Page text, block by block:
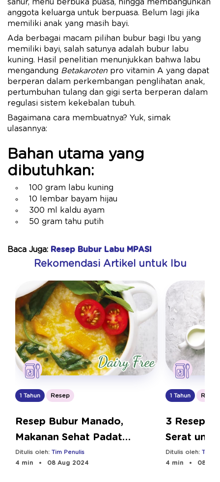
sahur, menu berbuka puasa, hingga membangunkan
anggota keluarga untuk berpuasa. Belum lagi jika
memiliki anak yang masih bayi.
Ada berbagai macam pilihan bubur bagi Ibu yang
memiliki bayi, salah satunya adalah bubur labu
kuning. Hasil penelitian menunjukkan bahwa labu
mengandung Betakaroten pro vitamin A yang dapat
berperan dalam perkembangan penglihatan anak,
pertumbuhan tulang dan gigi serta berperan dalam
regulasi sistem kekebalan tubuh.
Bagaimana cara membuatnya? Yuk, simak
ulasannya:
Bahan utama yang
dibutuhkan:
100 gram labu kuning
10 lembar bayam hijau
300 ml kaldu ayam
50 gram tahu putih
Baca Juga: Resep Bubur Labu MPASI
Rekomendasi Artikel untuk Ibu
1 Tahun Resep
Resep Bubur Manado,
Makanan Sehat Padat
Karbohidrat
Ditulis oleh: Tim Penulis
4 min
08 Aug 2024
1 Tahun Resep
3 Resep
Serat
Ditulis oleh: Tim
4 min
08